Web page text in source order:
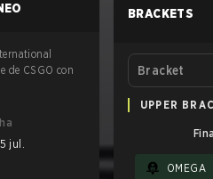
de CSGO con
jul.
BRACKETS
Bracket
UPPER
OMEGA